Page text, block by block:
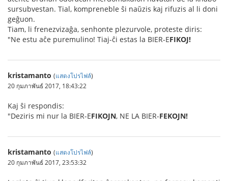
sursubvestan. Tial, kompreneble ŝi naŭzis kaj rifuzis al li doni
geĝuon.
Tiam, li frenezvizaĝa, senhonte plezurvole, proteste diris:
"Ne estu aĉe puremulino! Tiaj-ĉi estas la BIER-EFIKOJ!
kristamanto (แสดงโปรไฟล์)
20 กุมภาพันธ์ 2017, 18:43:22
Kaj ŝi respondis:
"Deziris mi nur la BIER-EFIKOJN, NE LA BIER-FEKOJN!
kristamanto (แสดงโปรไฟล์)
20 กุมภาพันธ์ 2017, 23:53:32